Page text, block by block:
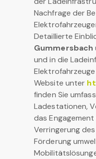
Nachfrage der
Detaillierte
Gummersbach
und in die
Website unter
finden Sie
Ladestationen,
das Engagement
Verringerung
Förderung